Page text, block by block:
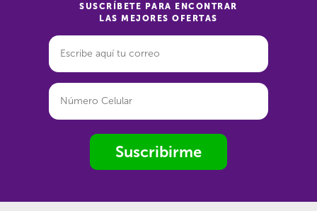
SUSCRÍBETE PARA ENCONTRAR
LAS MEJORES OFERTAS
Suscribirme